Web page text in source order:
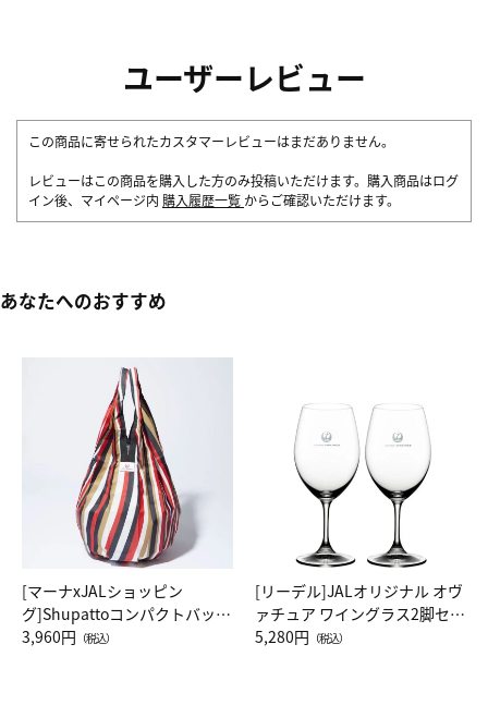
ユーザーレビュー
この商品に寄せられたカスタマーレビューはまだありません。
レビューはこの商品を購入した方のみ投稿いただけます。購入商品はログ
イン後、マイページ内 購入履歴一覧 からご確認いただけます。
あなたへのおすすめ
[マーナxJALショッピン
グ]Shupattoコンパクトバッグ
Drop JAL客室乗務員（LC）ス
3,960円 （税込）
[リーデル]JALオリジナル オヴ
ァチュア ワイングラス2脚セッ
ト（レッドワイン）
5,280円 （税込）